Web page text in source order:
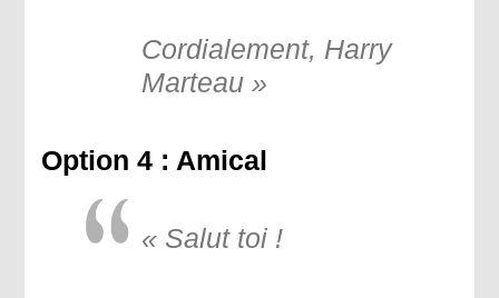
Cordialement, Harry
Marteau »
Option 4 : Amical
« Salut toi !